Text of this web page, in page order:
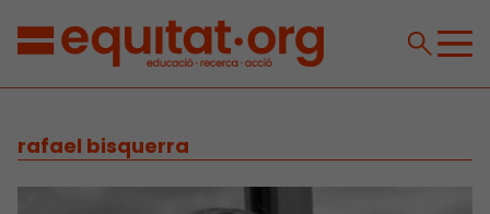
rafael bisquerra